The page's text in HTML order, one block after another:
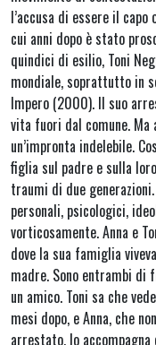
l’accusa di essere il
cui anni dopo è stato
quindici di esilio, Toni
mondiale, soprattutto in
Impero (2000). Il suo
vita fuori dal comune.
un’impronta indelebile.
figlia sul padre e sulla
traumi di due
personali, psicologici,
vorticosamente. Anna e
dove la sua famiglia
madre. Sono entrambi di
un amico. Toni sa che
mesi dopo, e Anna, che
arrestato, lo